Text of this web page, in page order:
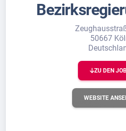
50667
ZU DEN
WEBSITE